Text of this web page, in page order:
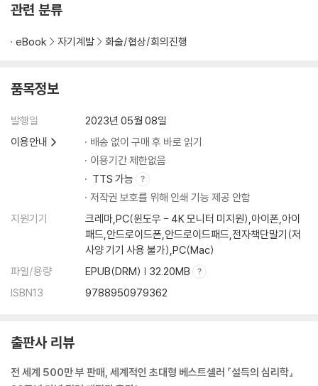
연대감 원칙에 대응하는 자기방어 전략
PART 9 순식간에 설득하라
원시적 자동판단
의사결정의 지름길이여, 영원하라
관련 분류
eBook 자기계발 화술/협상/회의진행
품목정보
발행일
2023년 05월 08일
이용안내
배송 없이 구매 후 바로 읽기
이용기간 제한없음
TTS 가능
저작권 보호를 위해 인쇄 기능 제공 안함
지원기기
크레마,PC(윈도우 - 4K 모니터 미지원),아이폰,아이
패드,안드로이드폰,안드로이드패드,전자책단말기(저
사양 기기 사용 불가),PC(Mac)
파일/용량
EPUB(DRM) | 32.20MB
ISBN13
9788950979362
출판사 리뷰
전 세계 500만 부 판매, 세계적인 초대형 베스트셀러 『설득의 심리학』